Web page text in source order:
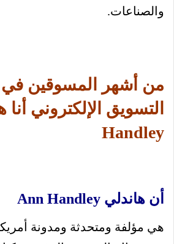
والصناعات.
من أشهر المسوقين
Handley
أن هاندلي Ann Handley
هي مؤلفة ومتحدثة ومدونة